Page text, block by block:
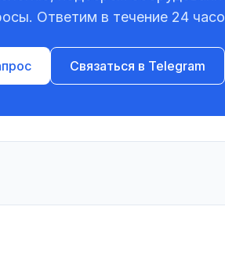
Ответим в течение 24
Связаться в Telegram